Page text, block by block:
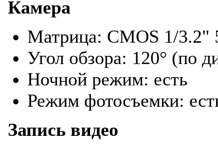
Камера
Матрица: CMOS 1/3.2"
Угол обзора: 120° (по
Ночной режим: есть
Режим фотосъемки:
Запись видео